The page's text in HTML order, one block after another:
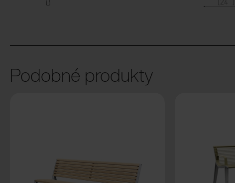
Podobné produkty